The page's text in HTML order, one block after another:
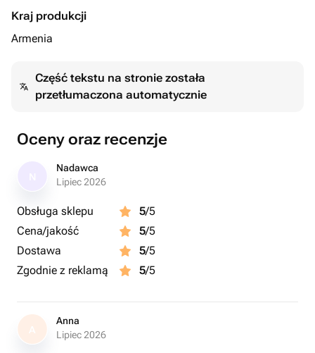
Kraj produkcji
Armenia
Część tekstu na stronie została
przetłumaczona automatycznie
Oceny oraz recenzje
Nadawca
Lipiec 2026
Obsługa sklepu 5/5
Cena/jakość
5/5
Dostawa
5/5
Zgodnie z reklamą
5/5
A
Anna
Lipiec 2026